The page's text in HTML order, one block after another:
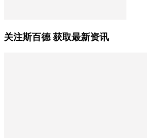
关注斯百德 获取最新资讯